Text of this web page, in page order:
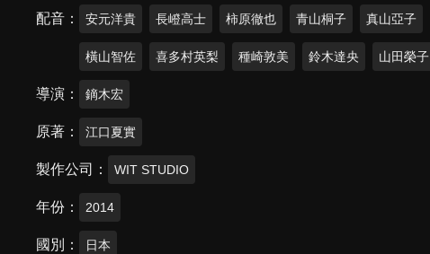
配音 安元洋貴 長嶝高士 柿原徹也 青山桐子 真山亞子
橫山智佐 喜多村英梨 種崎敦美 鈴木達央 山田榮子
導演 鏑木宏
原著 江口夏實
製作公司 WIT STUDIO
年份 2014
國別 日本